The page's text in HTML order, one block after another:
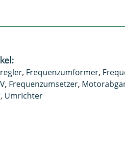
, Frequenzumformer,
, Frequenzumsetzer,
, Umrichter